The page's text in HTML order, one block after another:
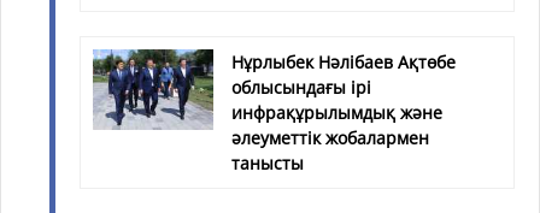
Нұрлыбек Нәлібаев Ақтөбе
облысындағы ірі
инфрақұрылымдық және
әлеуметтік жобалармен
танысты